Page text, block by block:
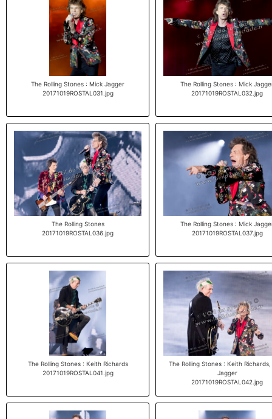
The Rolling Stones : Mick Jagger
20171019ROSTAL031.jpg
The Rolling Stones : Mick
20171019ROSTAL032.jpg
The Rolling Stones
20171019ROSTAL036.jpg
The Rolling Stones : Mick
20171019ROSTAL037.jpg
The Rolling Stones : Keith Richards
20171019ROSTAL041.jpg
The Rolling Stones : Keith
Jagger
20171019ROSTAL042.jpg